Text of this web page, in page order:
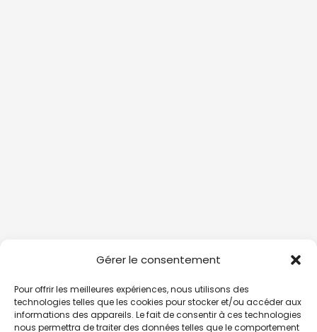
Gérer le consentement
Pour offrir les meilleures expériences, nous utilisons des
technologies telles que les cookies pour stocker et/ou accéder aux
informations des appareils. Le fait de consentir à ces technologies
nous permettra de traiter des données telles que le comportement